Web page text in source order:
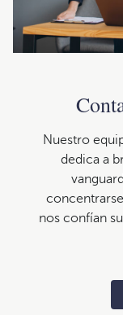
Nuestro
dedica a
nos confían